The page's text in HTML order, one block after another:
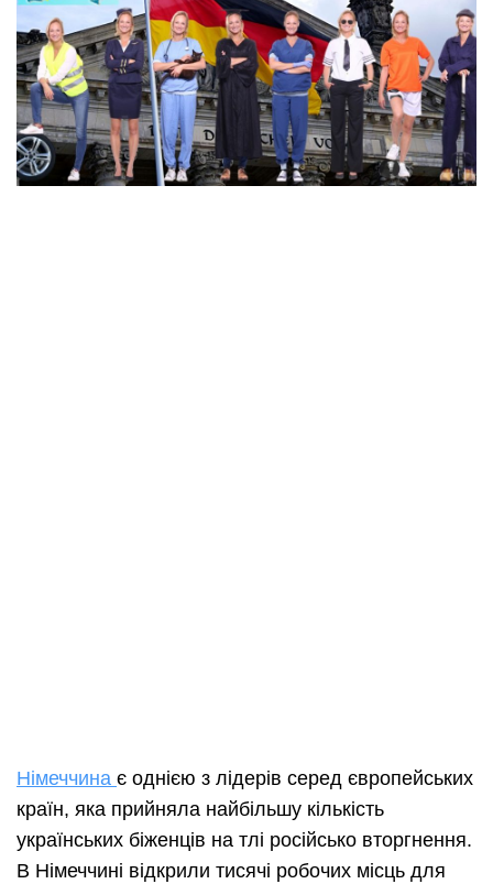
Німеччина є однією з лідерів серед європейських
країн, яка прийняла найбільшу кількість
українських біженців на тлі російсько вторгнення.
В Німеччині відкрили тисячі робочих місць для